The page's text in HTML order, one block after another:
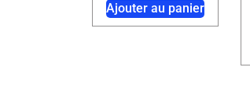
Ajouter au panier